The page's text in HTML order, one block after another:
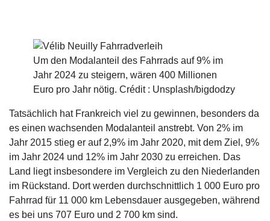
Um den Modalanteil des Fahrrads auf 9% im
Jahr 2024 zu steigern, wären 400 Millionen
Euro pro Jahr nötig. Crédit : Unsplash/bigdodzy
Tatsächlich hat Frankreich viel zu gewinnen, besonders da
es einen wachsenden Modalanteil anstrebt. Von 2% im
Jahr 2015 stieg er auf 2,9% im Jahr 2020, mit dem Ziel, 9%
im Jahr 2024 und 12% im Jahr 2030 zu erreichen. Das
Land liegt insbesondere im Vergleich zu den Niederlanden
im Rückstand. Dort werden durchschnittlich 1 000 Euro pro
Fahrrad für 11 000 km Lebensdauer ausgegeben, während
es bei uns 707 Euro und 2 700 km sind.